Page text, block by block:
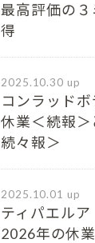
最⾼評価の
得
2025.10.30 up
コンラッド
休業＜続報＞
続々報＞
2025.10.01 up
ティパエルア
2026年の休